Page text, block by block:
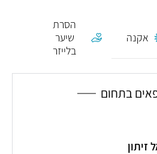
אקנה
הסרת
שיער
בלייזר
בתחום
זיתון